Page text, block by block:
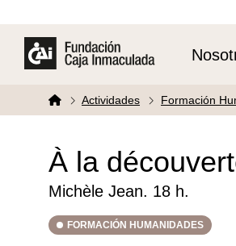
Actividades Formación
À la
Michèle Jean. 18 h.
FORMACIÓN HUMANIDADES